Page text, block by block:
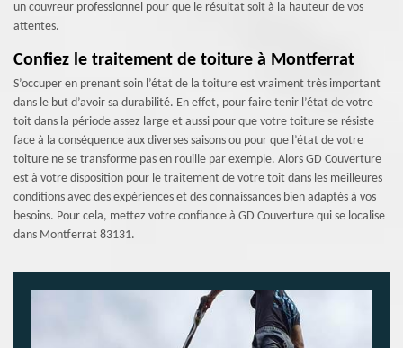
un couvreur professionnel pour que le résultat soit à la hauteur de vos
attentes.
Confiez le traitement de toiture à Montferrat
S’occuper en prenant soin l’état de la toiture est vraiment très important
dans le but d’avoir sa durabilité. En effet, pour faire tenir l’état de votre
toit dans la période assez large et aussi pour que votre toiture se résiste
face à la conséquence aux diverses saisons ou pour que l’état de votre
toiture ne se transforme pas en rouille par exemple. Alors GD Couverture
est à votre disposition pour le traitement de votre toit dans les meilleures
conditions avec des expériences et des connaissances bien adaptés à vos
besoins. Pour cela, mettez votre confiance à GD Couverture qui se localise
dans Montferrat 83131.